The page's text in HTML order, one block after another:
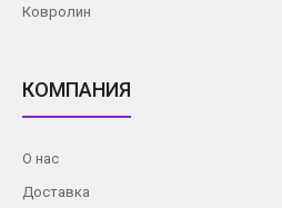
Ковролин
КОМПАНИЯ
О нас
Доставка